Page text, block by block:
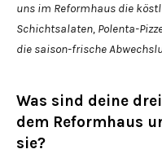
uns im Reformhaus die
Schichtsalaten, Polenta-
die saison-frische
Was sind deine
dem Reformhaus
sie?